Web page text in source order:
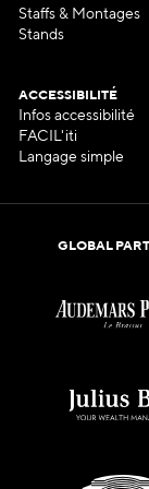
Staffs & Montages
Stands
ACCESSIBILITÉ
Infos accessibilité
FACIL'iti
Langage simple
GLOBAL